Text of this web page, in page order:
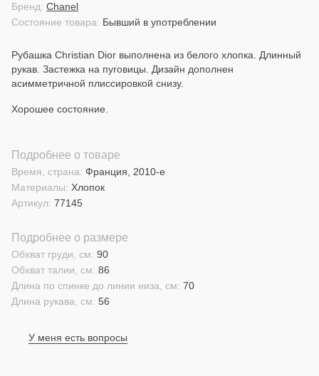
Состояние товара: Бывший в употреблении
Бренд: Chanel
Рубашка Christian Dior выполнена из белого хлопка. Длинный
рукав. Застежка на пуговицы. Дизайн дополнен
асимметричной плиссировкой снизу.
Хорошее состояние.
Подробнее о товаре
Материалы: Хлопок
Время, страна: Франция, 2010-е
Артикул: 77145
Подробнее о размере
Длина рукава, см: 56
Длина по спинке до линии низа, см: 70
Обхват талии, см: 86
Обхват груди, см: 90
У меня есть вопросы